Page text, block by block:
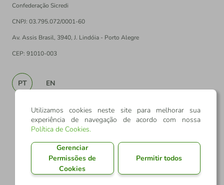
Confederação Sicredi
CNPJ: 03.795.072/0001-60
Av. Assis Brasil, 3940, J. Lindóia - Porto Alegre
CEP: 91010-003
PT EN
Utilizamos cookies neste site para melhorar sua
experiência de navegação de acordo com nossa
Política de Cookies.
Gerenciar
Permissões de
Cookies
Permitir todos